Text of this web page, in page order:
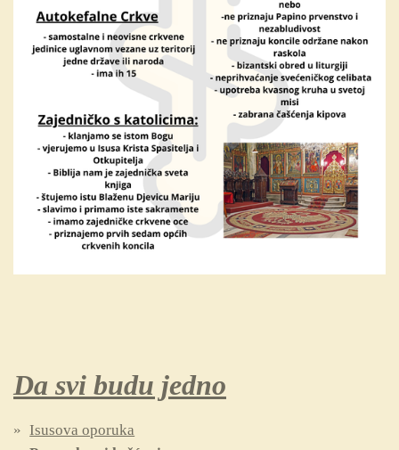
Da svi budu jedno
Isusova oporuka